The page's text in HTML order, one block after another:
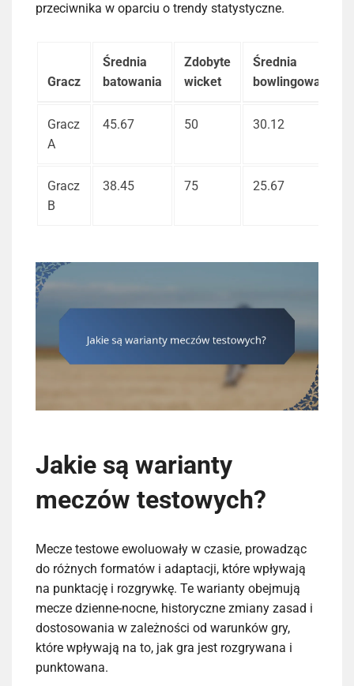
przeciwnika w oparciu o trendy statystyczne.
Gracz
Średnia
batowania
Zdobyte
wicket
Średnia
bowlingowa
Gracz
A
45.67 50 30.12
Gracz
B
38.45 75 25.67
Jakie są warianty
meczów testowych?
Mecze testowe ewoluowały w czasie, prowadząc
do różnych formatów i adaptacji, które wpływają
na punktację i rozgrywkę. Te warianty obejmują
mecze dzienne-nocne, historyczne zmiany zasad i
dostosowania w zależności od warunków gry,
które wpływają na to, jak gra jest rozgrywana i
punktowana.